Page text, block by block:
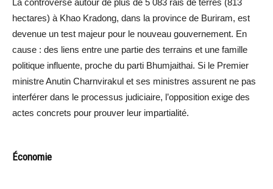
La controverse autour de plus de 5 083 rais de terres (813
hectares) à Khao Kradong, dans la province de Buriram, est
devenue un test majeur pour le nouveau gouvernement. En
cause : des liens entre une partie des terrains et une famille
politique influente, proche du parti Bhumjaithai. Si le Premier
ministre Anutin Charnvirakul et ses ministres assurent ne pas
interférer dans le processus judiciaire, l’opposition exige des
actes concrets pour prouver leur impartialité.
Économie